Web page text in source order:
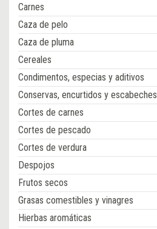
Carnes
Caza de pelo
Caza de pluma
Cereales
Condimentos, especias y aditivos
Conservas, encurtidos y escabeches
Cortes de carnes
Cortes de pescado
Cortes de verdura
Despojos
Frutos secos
Grasas comestibles y vinagres
Hierbas aromáticas